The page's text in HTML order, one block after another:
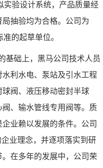
实验设计系统，产品质量经
抽验均为合格。公司为
准的起草单位。
基础上，黑马公司技术人员
利水电、泵站及引水工程
阀、液压移动密封半球
、输水管线专用阀等。质
业赖以发展的条件。公司
业理念，并逐项落实到研
在多年的发展中，公司荣